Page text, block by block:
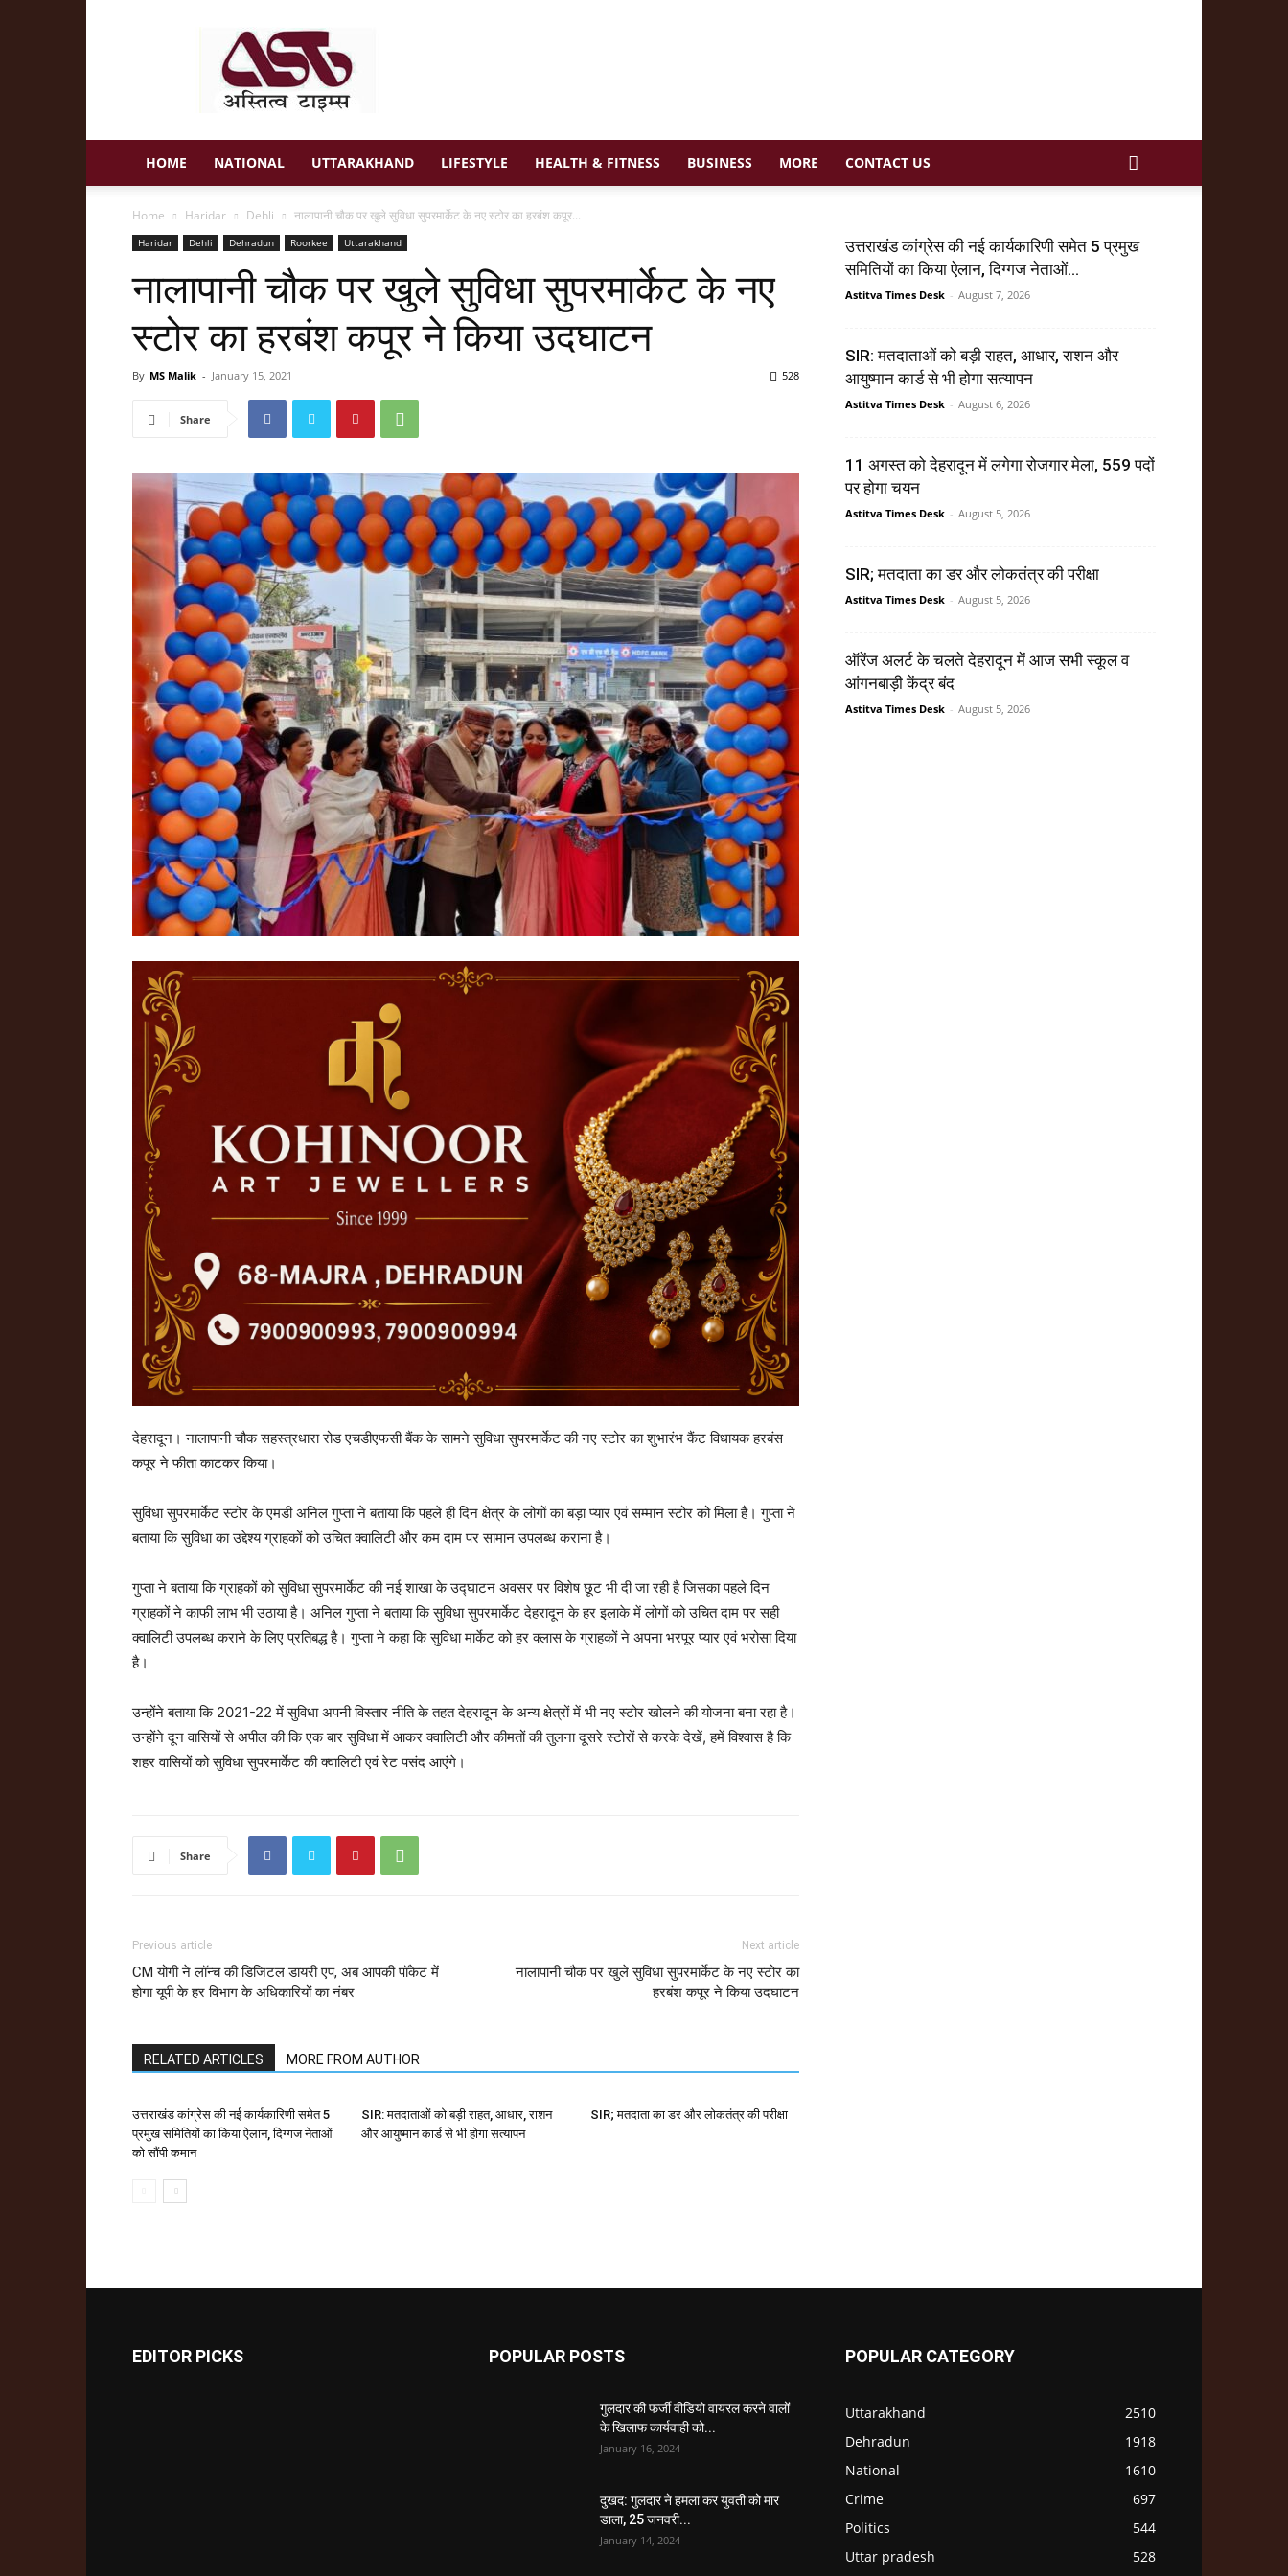
Astitva
Times
HOME NATIONAL UTTARAKHAND LIFESTYLE HEALTH & FITNESS BUSINESS MORE CONTACT US
Home Haridar Dehli नालापानी चौक पर खुले सुविधा सुपरमार्केट के नए स्टोर का हरबंश कपूर...
Haridar Dehli Dehradun Roorkee Uttarakhand
नालापानी चौक पर खुले सुविधा सुपरमार्केट के नए
स्टोर का हरबंश कपूर ने किया उदघाटन
By MS Malik - January 15, 2021 528
Share
देहरादून। नालापानी चौक सहस्त्रधारा रोड एचडीएफसी बैंक के सामने सुविधा सुपरमार्केट की नए स्टोर का शुभारंभ कैंट विधायक हरबंस
कपूर ने फीता काटकर किया।
सुविधा सुपरमार्केट स्टोर के एमडी अनिल गुप्ता ने बताया कि पहले ही दिन क्षेत्र के लोगों का बड़ा प्यार एवं सम्मान स्टोर को मिला है। गुप्ता ने
बताया कि सुविधा का उद्देश्य ग्राहकों को उचित क्वालिटी और कम दाम पर सामान उपलब्ध कराना है।
गुप्ता ने बताया कि ग्राहकों को सुविधा सुपरमार्केट की नई शाखा के उद्घाटन अवसर पर विशेष छूट भी दी जा रही है जिसका पहले दिन
ग्राहकों ने काफी लाभ भी उठाया है। अनिल गुप्ता ने बताया कि सुविधा सुपरमार्केट देहरादून के हर इलाके में लोगों को उचित दाम पर सही
क्वालिटी उपलब्ध कराने के लिए प्रतिबद्ध है। गुप्ता ने कहा कि सुविधा मार्केट को हर क्लास के ग्राहकों ने अपना भरपूर प्यार एवं भरोसा दिया
है।
उन्होंने बताया कि 2021-22 में सुविधा अपनी विस्तार नीति के तहत देहरादून के अन्य क्षेत्रों में भी नए स्टोर खोलने की योजना बना रहा है।
उन्होंने दून वासियों से अपील की कि एक बार सुविधा में आकर क्वालिटी और कीमतों की तुलना दूसरे स्टोरों से करके देखें, हमें विश्वास है कि
शहर वासियों को सुविधा सुपरमार्केट की क्वालिटी एवं रेट पसंद आएंगे।
Share
Previous article
CM योगी ने लॉन्च की डिजिटल डायरी एप, अब आपकी पॉकेट में
होगा यूपी के हर विभाग के अधिकारियों का नंबर
Next article
नालापानी चौक पर खुले सुविधा सुपरमार्केट के नए स्टोर का
हरबंश कपूर ने किया उदघाटन
RELATED ARTICLES MORE FROM AUTHOR
उत्तराखंड कांग्रेस की नई कार्यकारिणी समेत 5
प्रमुख समितियों का किया ऐलान, दिग्गज नेताओं
को सौंपी कमान
SIR: मतदाताओं को बड़ी राहत, आधार, राशन
और आयुष्मान कार्ड से भी होगा सत्यापन
SIR; मतदाता का डर और लोकतंत्र की परीक्षा
उत्तराखंड कांग्रेस की नई कार्यकारिणी समेत 5 प्रमुख
समितियों का किया ऐलान, दिग्गज नेताओं...
Astitva Times Desk - August 7, 2026
SIR: मतदाताओं को बड़ी राहत, आधार, राशन और
आयुष्मान कार्ड से भी होगा सत्यापन
Astitva Times Desk - August 6, 2026
11 अगस्त को देहरादून में लगेगा रोजगार मेला, 559 पदों
पर होगा चयन
Astitva Times Desk - August 5, 2026
SIR; मतदाता का डर और लोकतंत्र की परीक्षा
Astitva Times Desk - August 5, 2026
ऑरेंज अलर्ट के चलते देहरादून में आज सभी स्कूल व
आंगनबाड़ी केंद्र बंद
Astitva Times Desk - August 5, 2026
EDITOR PICKS POPULAR POSTS
गुलदार की फर्जी वीडियो वायरल करने वालों
के खिलाफ कार्यवाही को...
January 16, 2024
दुखद: गुलदार ने हमला कर युवती को मार
डाला, 25 जनवरी...
January 14, 2024
POPULAR CATEGORY
Uttarakhand
2510
Dehradun
1918
National
1610
Crime
697
Politics
544
Uttar pradesh
528